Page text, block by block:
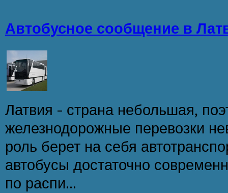
Автобусное сообщение в
Латвия - страна небольшая,
железнодорожные перевозки
роль берет на себя
автобусы достаточно
по распи...